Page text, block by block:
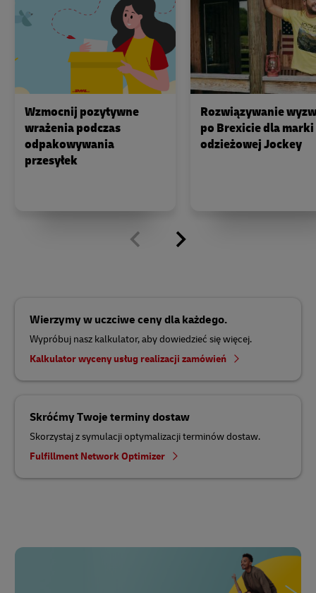
Wzmocnij pozytywne
wrażenia podczas
odpakowywania
przesyłek
Rozwiązywanie
po Brexicie dla marki
odzieżowej Jockey
Wierzymy w uczciwe ceny dla każdego.
Wypróbuj nasz kalkulator, aby dowiedzieć się więcej.
Kalkulator wyceny usług realizacji zamówień
Skróćmy Twoje terminy dostaw
Skorzystaj z symulacji optymalizacji terminów dostaw.
Fulfillment Network Optimizer